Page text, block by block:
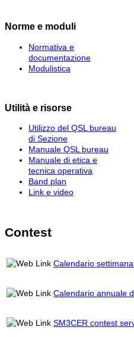
Norme e moduli
Normativa e
documentazione
Modulistica
Utilità e risorse
Utilizzo del QSL bureau
di Sezione
Manuale QSL bureau
Manuale di etica e
tecnica operativa
Band plan
Link e video
Contest
Calendario
Calendario annuale
SM3CER contest